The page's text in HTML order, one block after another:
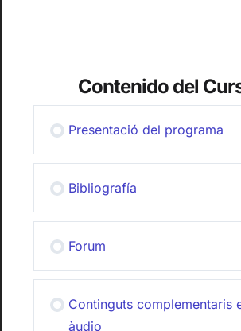
Contenido del
Presentació del programa
Bibliografía
Forum
Continguts complementaris
àudio